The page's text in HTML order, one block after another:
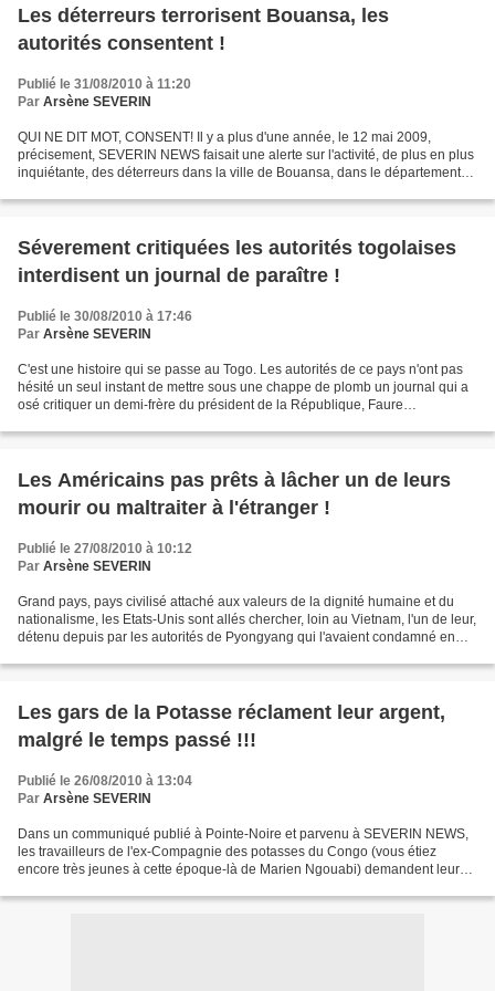
Les déterreurs terrorisent Bouansa, les
autorités consentent !
Publié le 31/08/2010 à 11:20
Par Arsène SEVERIN
QUI NE DIT MOT, CONSENT! Il y a plus d'une année, le 12 mai 2009,
précisement, SEVERIN NEWS faisait une alerte sur l'activité, de plus en plus
inquiétante, des déterreurs dans la ville de Bouansa, dans le département
Séverement critiquées les autorités togolaises
interdisent un journal de paraître !
Publié le 30/08/2010 à 17:46
Par Arsène SEVERIN
C'est une histoire qui se passe au Togo. Les autorités de ce pays n'ont pas
hésité un seul instant de mettre sous une chappe de plomb un journal qui a
osé critiquer un demi-frère du président de la République, Faure
Les Américains pas prêts à lâcher un de leurs
mourir ou maltraiter à l'étranger !
Publié le 27/08/2010 à 10:12
Par Arsène SEVERIN
Grand pays, pays civilisé attaché aux valeurs de la dignité humaine et du
nationalisme, les Etats-Unis sont allés chercher, loin au Vietnam, l'un de leur,
détenu depuis par les autorités de Pyongyang qui l'avaient condamné en
Les gars de la Potasse réclament leur argent,
malgré le temps passé !!!
Publié le 26/08/2010 à 13:04
Par Arsène SEVERIN
Dans un communiqué publié à Pointe-Noire et parvenu à SEVERIN NEWS,
les travailleurs de l'ex-Compagnie des potasses du Congo (vous étiez
encore très jeunes à cette époque-là de Marien Ngouabi) demandent leur